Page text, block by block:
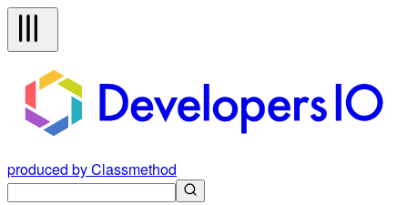
produced by Classmethod